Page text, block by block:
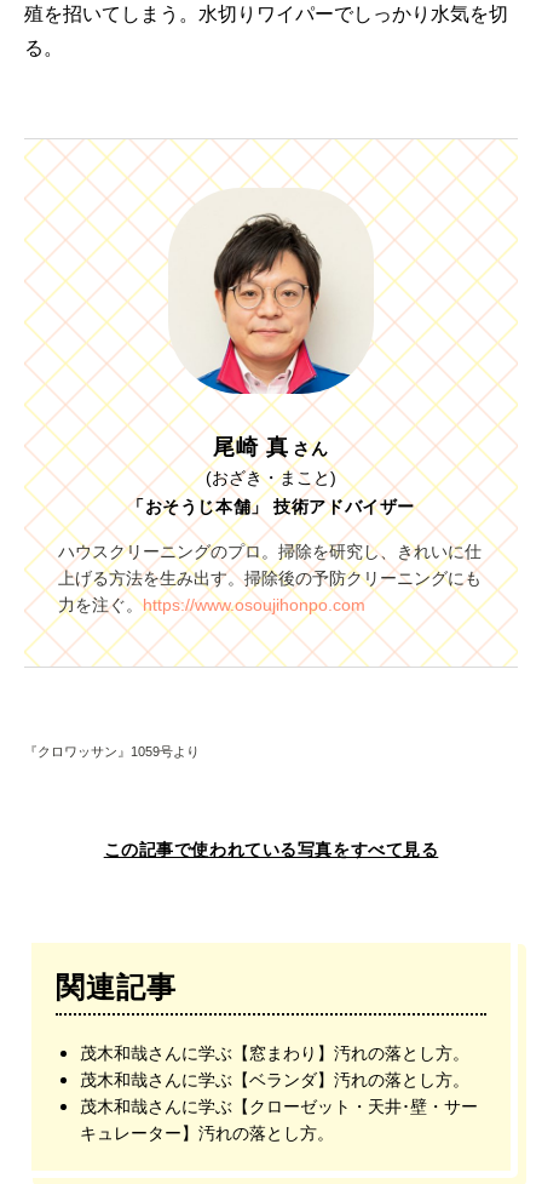
殖を招いてしまう。水切りワイパーでしっかり水気を切
る。
尾崎 真 さん
(おざき・まこと)
「おそうじ本舗」 技術アドバイザー
ハウスクリーニングのプロ。掃除を研究し、きれいに仕
上げる方法を生み出す。掃除後の予防クリーニングにも
力を注ぐ。https://www.osoujihonpo.com
『クロワッサン』1059号より
この記事で使われている写真をすべて見る
関連記事
茂木和哉さんに学ぶ【窓まわり】汚れの落とし方。
茂木和哉さんに学ぶ【ベランダ】汚れの落とし方。
茂木和哉さんに学ぶ【クローゼット・天井･壁・サー
キュレーター】汚れの落とし方。